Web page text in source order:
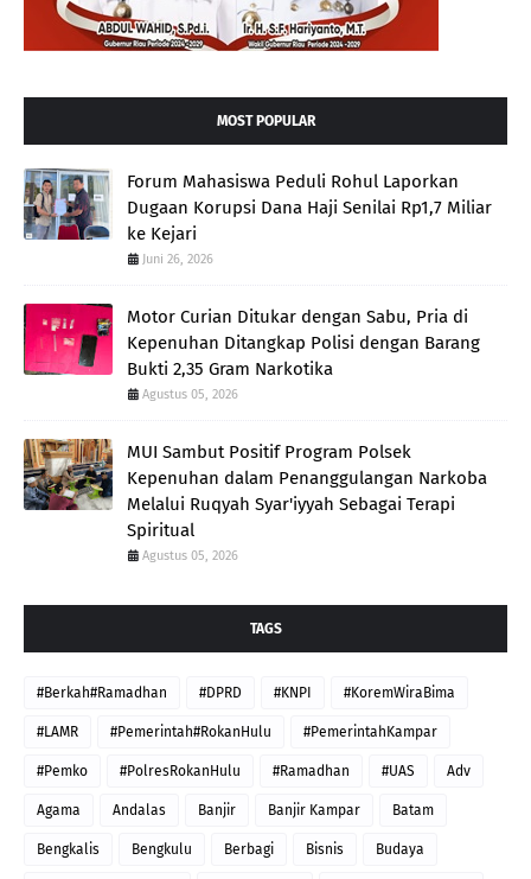
MOST POPULAR
Forum Mahasiswa Peduli Rohul Laporkan
Dugaan Korupsi Dana Haji Senilai Rp1,7 Miliar
ke Kejari
Juni 26, 2026
Motor Curian Ditukar dengan Sabu, Pria di
Kepenuhan Ditangkap Polisi dengan Barang
Bukti 2,35 Gram Narkotika
Agustus 05, 2026
MUI Sambut Positif Program Polsek
Kepenuhan dalam Penanggulangan Narkoba
Melalui Ruqyah Syar'iyyah Sebagai Terapi
Spiritual
Agustus 05, 2026
TAGS
#Berkah#Ramadhan #DPRD #KNPI #KoremWiraBima
#LAMR #Pemerintah#RokanHulu #PemerintahKampar
#Pemko #PolresRokanHulu #Ramadhan #UAS Adv
Agama Andalas Banjir Banjir Kampar Batam
Bengkalis Bengkulu Berbagi Bisnis Budaya